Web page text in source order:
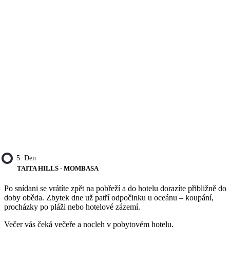
5. Den
TAITA HILLS - MOMBASA
Po snídani se vrátíte zpět na pobřeží a do hotelu dorazíte přibližně do
doby oběda. Zbytek dne už patří odpočinku u oceánu – koupání,
procházky po pláži nebo hotelové zázemí.
Večer vás čeká večeře a nocleh v pobytovém hotelu.